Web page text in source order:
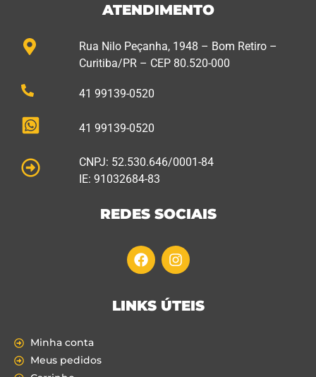
ATENDIMENTO
Rua Nilo Peçanha, 1948 – Bom Retiro –
Curitiba/PR – CEP 80.520-000
41 99139-0520
41 99139-0520
CNPJ: 52.530.646/0001-84
IE: 91032684-83
REDES SOCIAIS
LINKS ÚTEIS
Minha conta
Meus pedidos